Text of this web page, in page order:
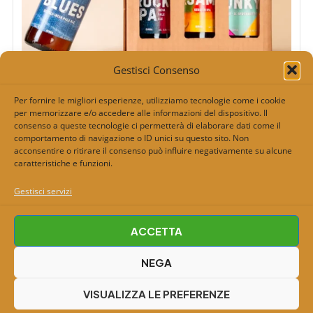
Gestisci Consenso
Per fornire le migliori esperienze, utilizziamo tecnologie come i cookie
per memorizzare e/o accedere alle informazioni del dispositivo. Il
consenso a queste tecnologie ci permetterà di elaborare dati come il
comportamento di navigazione o ID unici su questo sito. Non
acconsentire o ritirare il consenso può influire negativamente su alcune
caratteristiche e funzioni.
Gestisci servizi
ACCETTA
NEGA
VISUALIZZA LE PREFERENZE
Crea la tua Beerebel Box da 6
SCOPRI
Copyright © 2026 Beerebel | birreria indipendente |
IDM srls P.IVA: 02426970972 |Cookie Policy|
Condizioni di vendita e Privacy Policy